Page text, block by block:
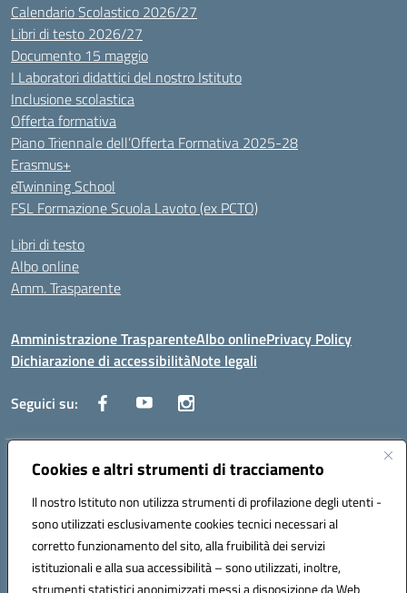
Cookies e altri strumenti di tracciamento
Il nostro Istituto non utilizza strumenti di profilazione degli utenti -
sono utilizzati esclusivamente cookies tecnici necessari al
corretto funzionamento del sito, alla fruibilità dei servizi
istituzionali e alla sua accessibilità – sono utilizzati, inoltre,
strumenti statistici anonimizzati messi a disposizione da Web
Calendario Scolastico 2026/27
Libri di testo 2026/27
Documento 15 maggio
I Laboratori didattici del nostro Istituto
Inclusione scolastica
Offerta formativa
Piano Triennale dell’Offerta Formativa 2025-28
Erasmus+
eTwinning School
FSL Formazione Scuola Lavoto (ex PCTO)
Libri di testo
Albo online
Amm. Trasparente
Amministrazione TrasparenteAlbo onlinePrivacy Policy
Dichiarazione di accessibilitàNote legali
Seguici su:
Indirizzo:Lecce
Posta elettronica certificata (PEC):leis03400t@pec.istruzione.it
Codice fiscale: 80010750752
Codice meccanografico: leis03400t